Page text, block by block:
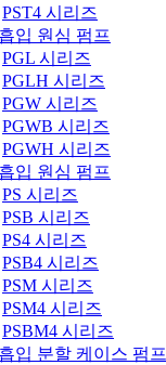
PST4 시리즈
입 원심 펌프
PGL 시리즈
PGLH 시리즈
PGW 시리즈
PGWB 시리즈
PGWH 시리즈
입 원심 펌프
PS 시리즈
PSB 시리즈
PS4 시리즈
PSB4 시리즈
PSM 시리즈
PSM4 시리즈
PSBM4 시리즈
입 분할 케이스 펌프